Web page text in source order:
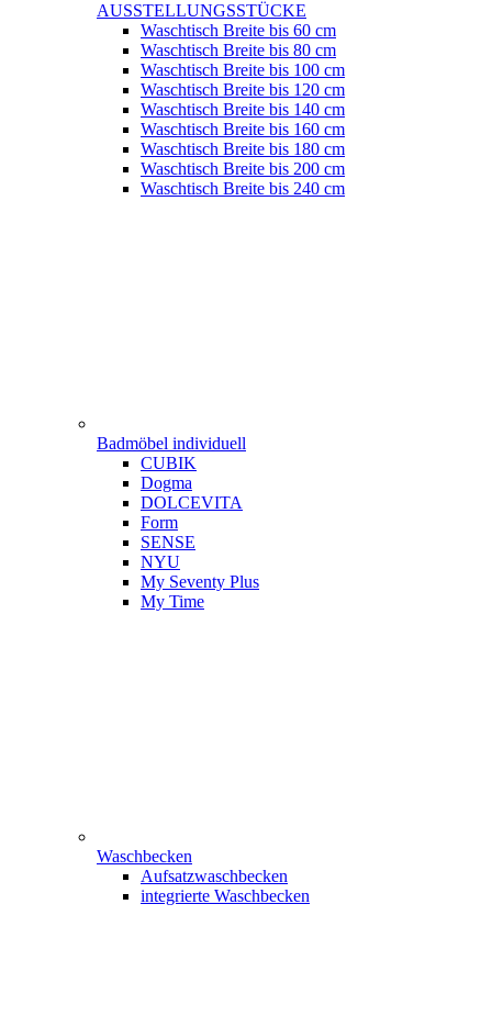
AUSSTELLUNGSSTÜCKE
Waschtisch Breite bis 60 cm
Waschtisch Breite bis 80 cm
Waschtisch Breite bis 100 cm
Waschtisch Breite bis 120 cm
Waschtisch Breite bis 140 cm
Waschtisch Breite bis 160 cm
Waschtisch Breite bis 180 cm
Waschtisch Breite bis 200 cm
Waschtisch Breite bis 240 cm
Badmöbel individuell
CUBIK
Dogma
DOLCEVITA
Form
SENSE
NYU
My Seventy Plus
My Time
Waschbecken
Aufsatzwaschbecken
integrierte Waschbecken